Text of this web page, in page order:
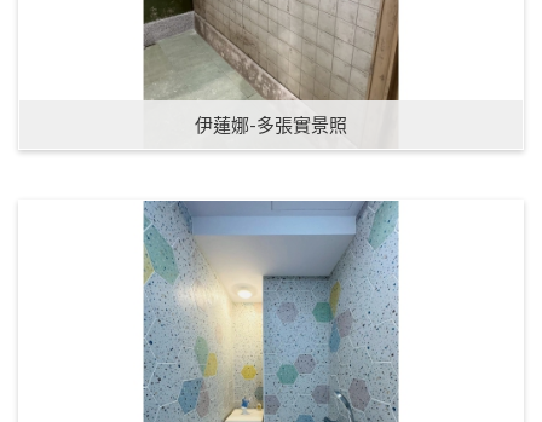
伊蓮娜-多張實景照